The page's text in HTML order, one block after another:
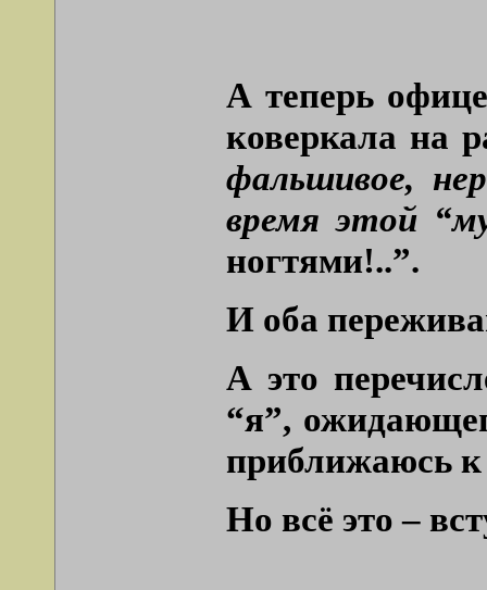
А теперь
коверкала на
фальшивое,
время этой
ногтями!..”.
И оба
А это
“я”,
приближаюсь к
Но всё это –